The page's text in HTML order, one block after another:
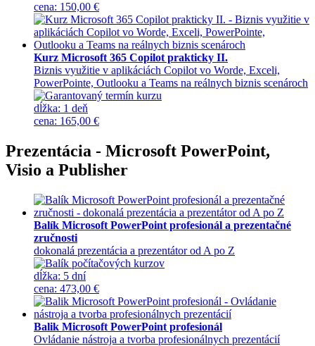
cena: 150,00 €
Kurz Microsoft 365 Copilot prakticky II.
Biznis využitie v aplikáciách Copilot vo Worde, Exceli,
PowerPointe, Outlooku a Teams na reálnych biznis scenároch
dĺžka: 1 deň
cena: 165,00 €
Prezentácia - Microsoft PowerPoint,
Visio a Publisher
Balík Microsoft PowerPoint profesionál a prezentačné
zručnosti
dokonalá prezentácia a prezentátor od A po Z
dĺžka: 5 dní
cena: 473,00 €
Balik Microsoft PowerPoint profesionál
Ovládanie nástroja a tvorba profesionálnych prezentácií